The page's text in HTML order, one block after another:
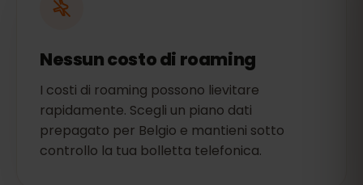
Nessun costo di roaming
I costi di roaming possono lievitare
rapidamente. Scegli un piano dati
prepagato per Belgio e mantieni sotto
controllo la tua bolletta telefonica.